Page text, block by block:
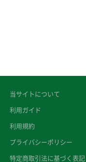
当サイトについて
利用ガイド
利用規約
プライバシーポリシー
特定商取引法に基づく表記